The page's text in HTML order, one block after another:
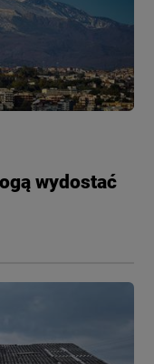
wydostać